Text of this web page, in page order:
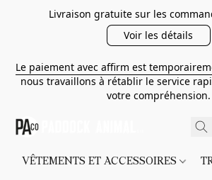
Livraison gratuite sur les
Voir les détails
Le paiement avec affirm est
nous travaillons à rétablir le service
votre compréhension.
VÊTEMENTS ET ACCESSOIRES